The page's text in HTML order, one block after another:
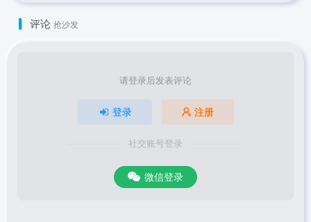
评论 抢沙发
请登录后发表评论
登录 注册
社交账号登录
微信登录